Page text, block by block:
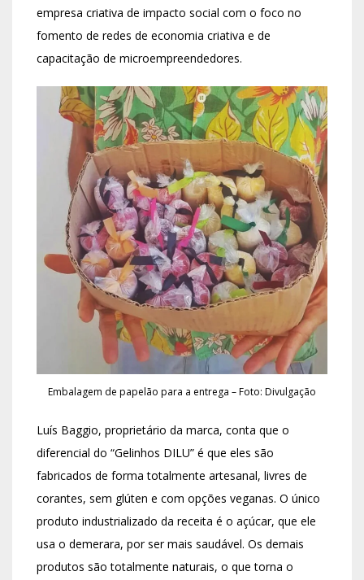
empresa criativa de impacto social com o foco no
fomento de redes de economia criativa e de
capacitação de microempreendedores.
Embalagem de papelão para a entrega – Foto: Divulgação
Luís Baggio, proprietário da marca, conta que o
diferencial do “Gelinhos DILU” é que eles são
fabricados de forma totalmente artesanal, livres de
corantes, sem glúten e com opções veganas. O único
produto industrializado da receita é o açúcar, que ele
usa o demerara, por ser mais saudável. Os demais
produtos são totalmente naturais, o que torna o